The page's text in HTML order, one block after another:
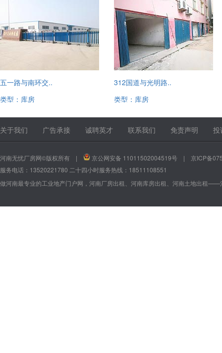
五一路与南环交..
类型：库房
13520221780
312国道与光明路..
类型：库房
13520221780
关于我们
广告承接 诚聘英才 联系我们 免责声明 投
河南无忧厂房网©版权所有 | 京公网安备 11011502004519号 | 京ICP备
服务电话：13520221780 二十四小时服务热线：18511108551
做河南最专业的工业地产门户网，河南厂房出租、河南库房出租、河南土地出租